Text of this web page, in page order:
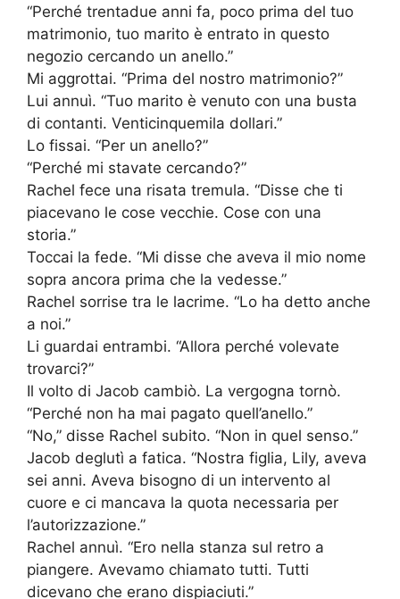
“Perché trentadue anni fa, poco prima del tuo
matrimonio, tuo marito è entrato in questo
negozio cercando un anello.”
Mi aggrottai. “Prima del nostro matrimonio?”
Lui annuì. “Tuo marito è venuto con una busta
di contanti. Venticinquemila dollari.”
Lo fissai. “Per un anello?”
“Perché mi stavate cercando?”
Rachel fece una risata tremula. “Disse che ti
piacevano le cose vecchie. Cose con una
storia.”
Toccai la fede. “Mi disse che aveva il mio nome
sopra ancora prima che la vedesse.”
Rachel sorrise tra le lacrime. “Lo ha detto anche
a noi.”
Li guardai entrambi. “Allora perché volevate
trovarci?”
Il volto di Jacob cambiò. La vergogna tornò.
“Perché non ha mai pagato quell’anello.”
“No,” disse Rachel subito. “Non in quel senso.”
Jacob deglutì a fatica. “Nostra figlia, Lily, aveva
sei anni. Aveva bisogno di un intervento al
cuore e ci mancava la quota necessaria per
l’autorizzazione.”
Rachel annuì. “Ero nella stanza sul retro a
piangere. Avevamo chiamato tutti. Tutti
dicevano che erano dispiaciuti.”